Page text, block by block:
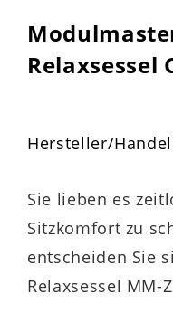
Relaxsessel
Hersteller/
Sie lieben es
Sitzkomfort zu
entscheiden Sie
Relaxsessel MM-